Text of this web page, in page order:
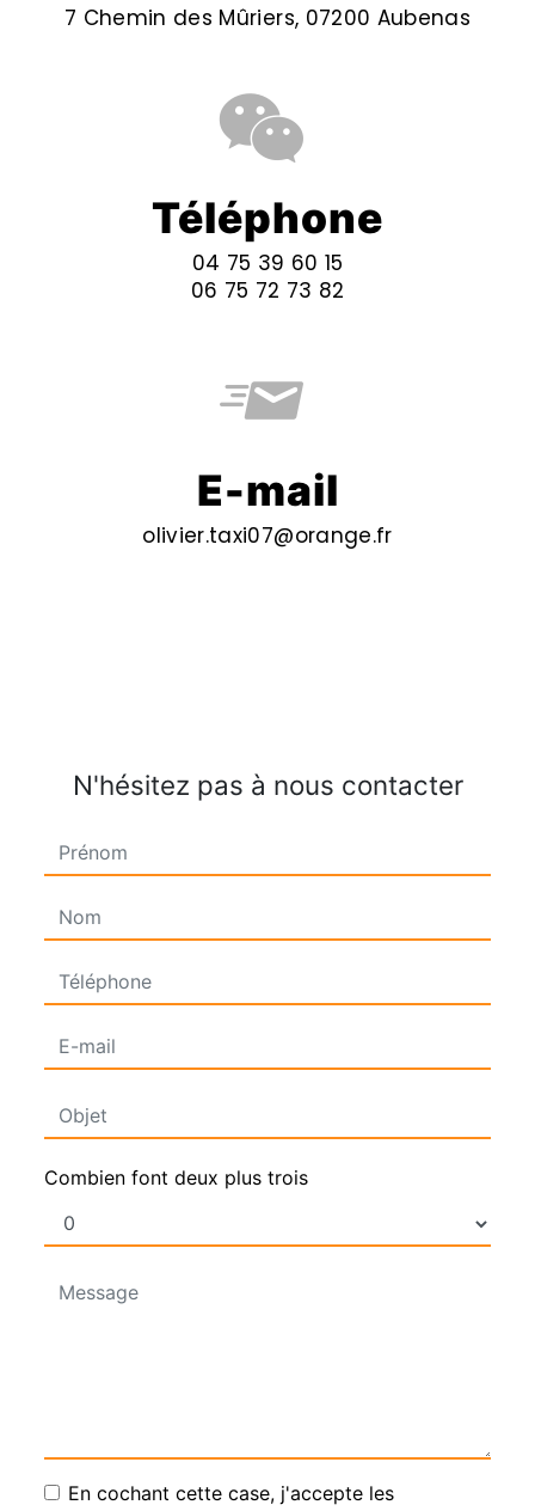
7 Chemin des Mûriers, 07200 Aubenas
Téléphone
04 75 39 60 15
06 75 72 73 82
E-mail
olivier.taxi07@orange.fr
N'hésitez pas à nous contacter
Combien font deux plus trois
En cochant cette case, j'accepte les